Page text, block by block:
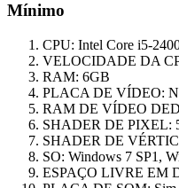
Mínimo
CPU: Intel Core i5-
VELOCIDADE DA
RAM: 6GB
PLACA DE VÍDEO:
RAM DE VÍDEO
SHADER DE PIXEL:
SHADER DE
SO: Windows 7 SP1,
ESPAÇO LIVRE EM